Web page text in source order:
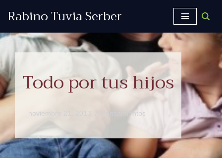
al
contenido
Rabino Tuvia Serber
Todo por tus hijos
noviembre 21, 2013 Pensamientos